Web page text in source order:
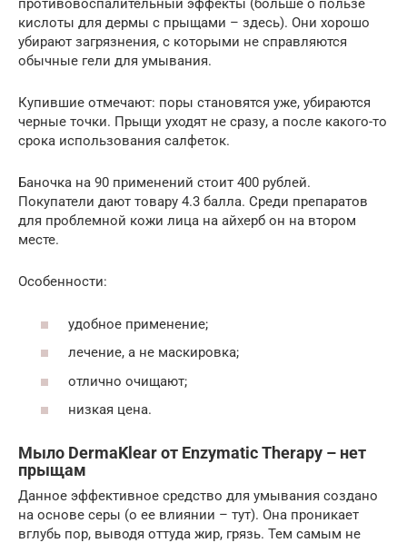
противовоспалительный эффекты (больше о пользе
кислоты для дермы с прыщами – здесь). Они хорошо
убирают загрязнения, с которыми не справляются
обычные гели для умывания.
Купившие отмечают: поры становятся уже, убираются
черные точки. Прыщи уходят не сразу, а после какого-то
срока использования салфеток.
Баночка на 90 применений стоит 400 рублей.
Покупатели дают товару 4.3 балла. Среди препаратов
для проблемной кожи лица на айхерб он на втором
месте.
Особенности:
удобное применение;
лечение, а не маскировка;
отлично очищают;
низкая цена.
Мыло DermaKlear от Enzymatic Therapy – нет
прыщам
Данное эффективное средство для умывания создано
на основе серы (о ее влиянии – тут). Она проникает
вглубь пор, выводя оттуда жир, грязь. Тем самым не